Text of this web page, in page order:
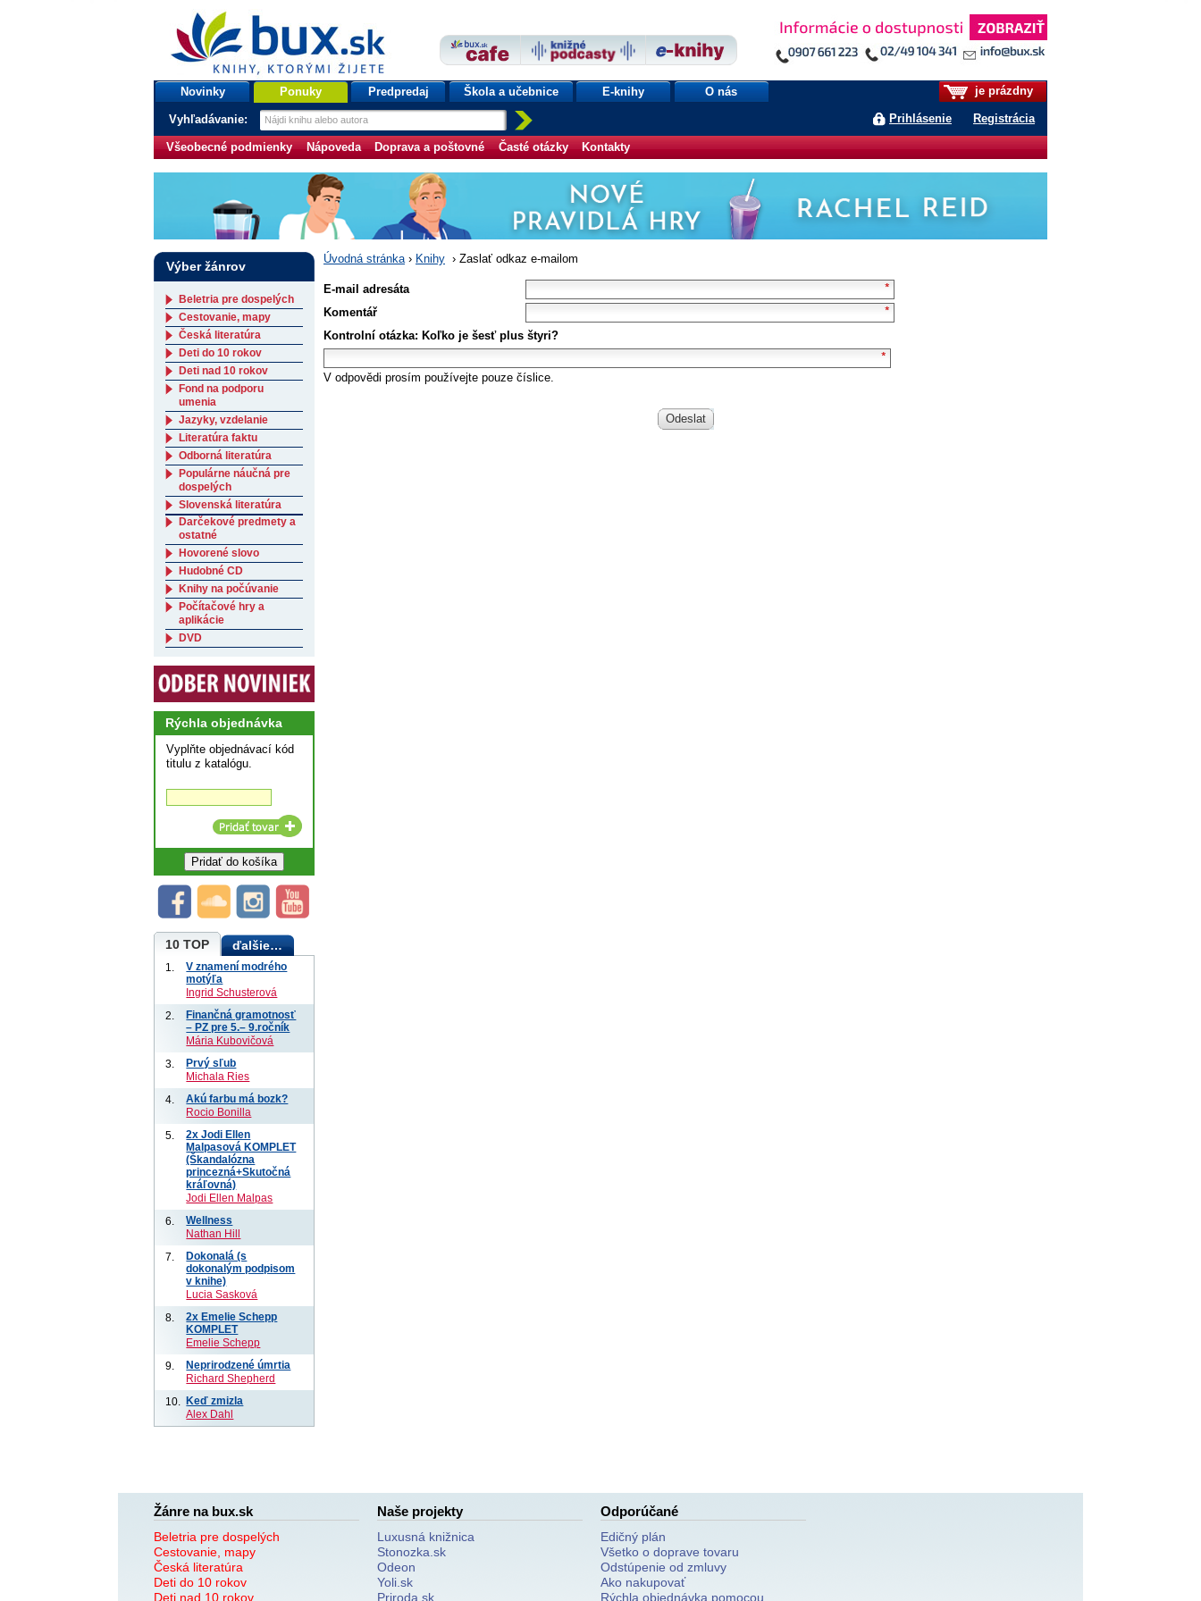
bux.sk
knihy, ktorými žijete
Úvodná stránka
je prázdny
Prihlásenie Registrácia
Novinky Ponuky Predpredaj Škola a učebnice E-knihy O nás
Vyhľadávanie:
Všeobecné podmienky Nápoveda Doprava a poštovné Časté otázky Kontakty
Úvodná stránka› Knihy › Zaslať odkaz e-mailom
E-mail adresáta
Komentář
Kontrolní otázka: Koľko je šesť plus štyri?
V odpovědi prosím používejte pouze číslice.
Odeslat
Výber žánrov
Beletria pre dospelých
Cestovanie, mapy
Česká literatúra
Deti do 10 rokov
Deti nad 10 rokov
Fond na podporu
umenia
Jazyky, vzdelanie
Literatúra faktu
Odborná literatúra
Populárne náučná pre
dospelých
Slovenská literatúra
Darčekové predmety a
ostatné
Hovorené slovo
Hudobné CD
Knihy na počúvanie
Počítačové hry a
aplikácie
DVD
Rýchla objednávka
Vyplňte objednávací kód
titulu z katalógu.
10 TOP ďalšie…
1.
V znamení modrého
motýľa
Ingrid Schusterová
2.
Finančná gramotnosť
– PZ pre 5.– 9.ročník
Mária Kubovičová
3.
Prvý sľub
Michala Ries
4.
Akú farbu má bozk?
Rocio Bonilla
5.
2x Jodi Ellen
Malpasová KOMPLET
(Škandalózna
princezná+Skutočná
kráľovná)
Jodi Ellen Malpas
6.
Wellness
Nathan Hill
7.
Dokonalá (s
dokonalým podpisom
v knihe)
Lucia Sasková
8.
2x Emelie Schepp
KOMPLET
Emelie Schepp
9.
Neprirodzené úmrtia
Richard Shepherd
10.
Keď zmizla
Alex Dahl
Žánre na bux.sk
Beletria pre dospelých
Cestovanie, mapy
Česká literatúra
Deti do 10 rokov
Deti nad 10 rokov
Naše projekty
Luxusná knižnica
Stonozka.sk
Odeon
Yoli.sk
Priroda.sk
Odporúčané
Edičný plán
Všetko o doprave tovaru
Odstúpenie od zmluvy
Ako nakupovať
Rýchla objednávka pomocou